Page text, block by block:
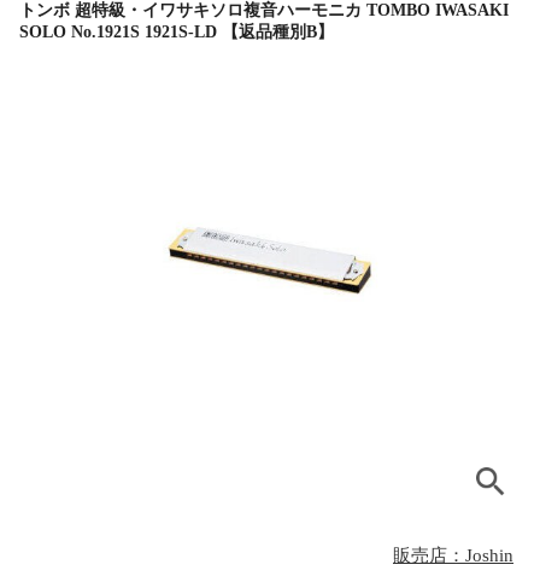
トンボ 超特級・イワサキソロ複音ハーモニカ TOMBO IWASAKI
SOLO No.1921S 1921S-LD 【返品種別B】
販売店：Joshin